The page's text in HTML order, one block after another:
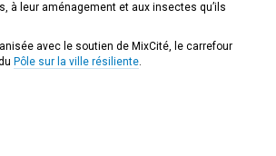
à leur aménagement et aux insectes qu’ils
avec le soutien de MixCité, le carrefour
Pôle sur la ville résiliente.